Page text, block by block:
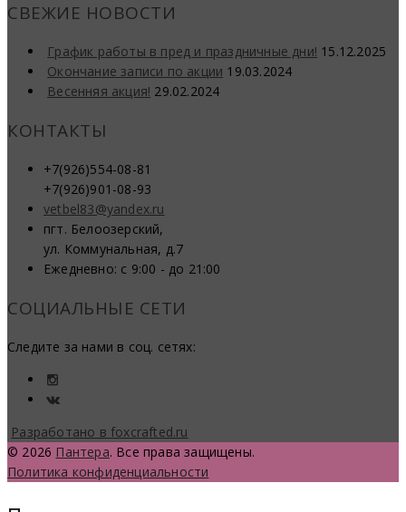
СВЕЖИЕ НОВОСТИ
График работы в пред и праздничные дни! 15.12.2025
Окончание записи по акции 19.03.2024
Весенняя акция! 29.02.2024
КОНТАКТЫ
+7(926)554-08-81
+7(926)901-08-93
vetbel83@yandex.ru
пгт. Белоозерский,
ул. Коммунальная, д.7
Ежедневно: с 9:00 - до 21:00
СОЦИАЛЬНЫЕ СЕТИ
Следите за нами в соц. сетях:
Разработано в foxcrafted.ru
© 2026 Пантера. Все права защищены.
Политика конфиденциальности